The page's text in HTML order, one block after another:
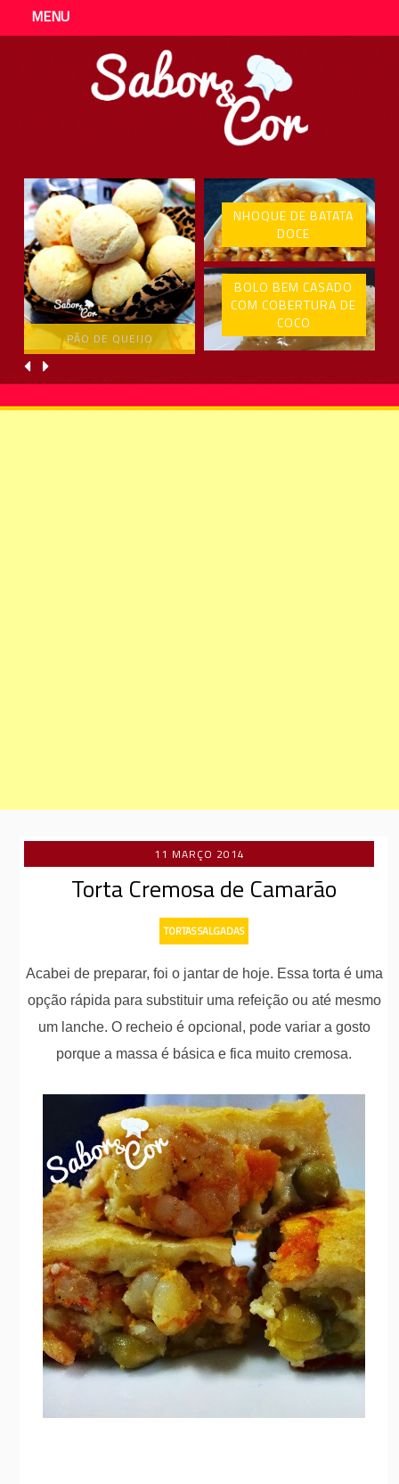
MENU
PÃO DE QUEIJO
NHOQUE DE BATATA
DOCE
BOLO BEM CASADO
COM COBERTURA DE
COCO
11 MARÇO 2014
Torta Cremosa de Camarão
TORTAS SALGADAS
Acabei de preparar, foi o jantar de hoje. Essa torta é uma
opção rápida para substituir uma refeição ou até mesmo
um lanche. O recheio é opcional, pode variar a gosto
porque a massa é básica e fica muito cremosa.